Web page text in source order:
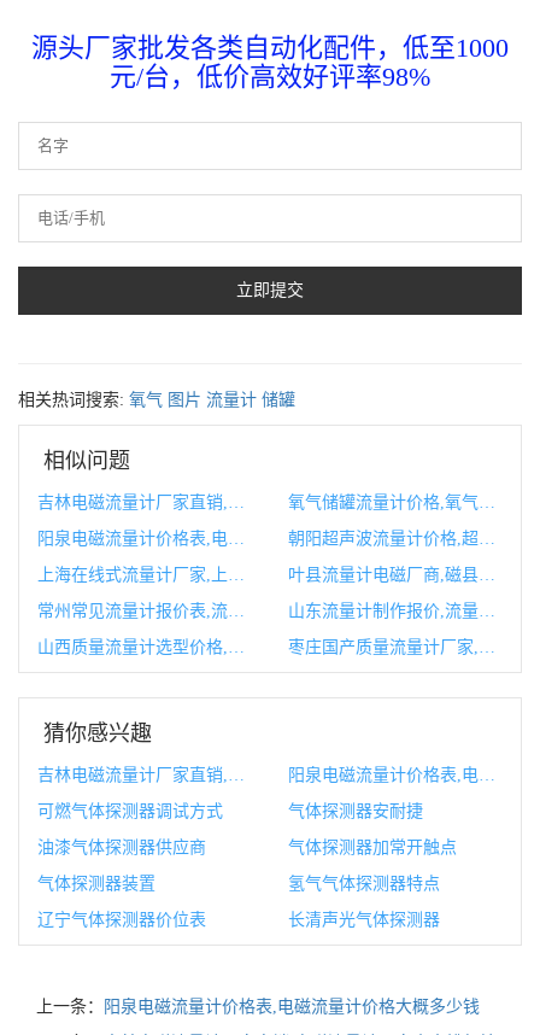
源头厂家批发各类自动化配件，低至1000
元/台，低价高效好评率98%
相关热词搜索: 氧气 图片 流量计 储罐
相似问题
叶县流量计电磁厂商,磁县风叶厂招工
山东流量计制作报价,流量计制造有限公司
猜你感兴趣
阳泉电磁流量计价格表,电磁流量计价格大概多少钱
可燃气体探测器调试方式
气体探测器安耐捷
油漆气体探测器供应商
气体探测器加常开触点
气体探测器装置
氢气气体探测器特点
辽宁气体探测器价位表
长清声光气体探测器
上一条：
阳泉电磁流量计价格表,电磁流量计价格大概多少钱